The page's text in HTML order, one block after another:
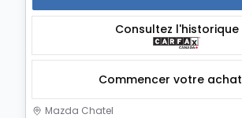
Consultez l'historique
Commencer votre achat
Mazda Chatel